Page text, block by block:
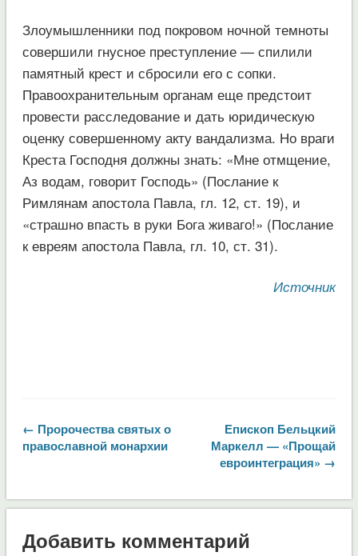
Злоумышленники под покровом ночной темноты
совершили гнусное преступление — спилили
памятный крест и сбросили его с сопки.
Правоохранительным органам еще предстоит
провести расследование и дать юридическую
оценку совершенному акту вандализма. Но враги
Креста Господня должны знать: «Мне отмщение,
Аз водам, говорит Господь» (Послание к
Римлянам апостола Павла, гл. 12, ст. 19), и
«страшно впасть в руки Бога живаго!» (Послание
к евреям апостола Павла, гл. 10, ст. 31).
Источник
← Пророчества святых о
православной монархии
Епископ Бельцкий
Маркелл — «Прощай
евроинтеграция» →
Добавить комментарий